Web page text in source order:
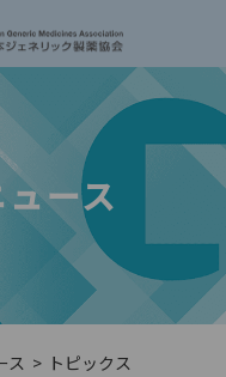
ース
ス トピックス